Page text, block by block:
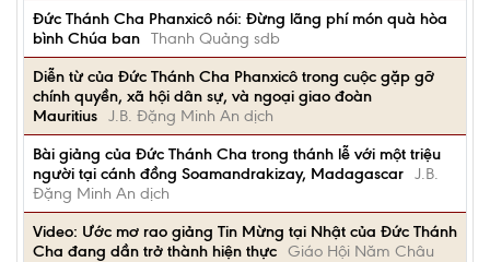
Đức Thánh Cha Phanxicô nói: Đừng lãng phí món quà hòa
bình Chúa ban Thanh Quảng sdb
Diễn từ của Đức Thánh Cha Phanxicô trong cuộc gặp gỡ
chính quyền, xã hội dân sự, và ngoại giao đoàn
Mauritius J.B. Đặng Minh An dịch
Bài giảng của Đức Thánh Cha trong thánh lễ với một triệu
người tại cánh đồng Soamandrakizay, Madagascar J.B.
Đặng Minh An dịch
Video: Ước mơ rao giảng Tin Mừng tại Nhật của Đức Thánh
Cha đang dần trở thành hiện thực Giáo Hội Năm Châu